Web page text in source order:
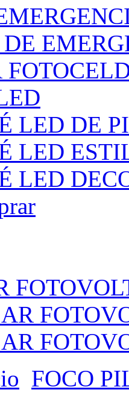
LED DE
LED
LED
FOCO